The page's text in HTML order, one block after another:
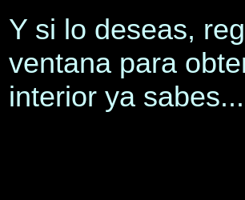
Y si lo deseas,
ventana para
interior ya sabes...